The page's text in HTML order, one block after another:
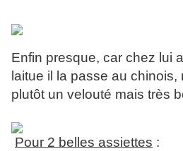
Enfin presque, car chez lui
laitue il la passe au
plutôt un velouté mais très
Pour 2 belles assiettes :